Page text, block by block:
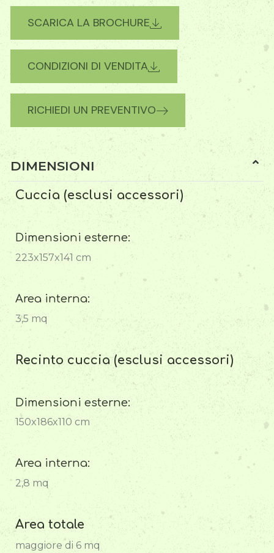
SCARICA LA BROCHURE
CONDIZIONI DI VENDITA
RICHIEDI UN PREVENTIVO
DIMENSIONI
Cuccia (esclusi accessori)
Dimensioni esterne:
223x157x141 cm
Area interna:
3,5 mq
Recinto cuccia (esclusi accessori)
Dimensioni esterne:
150x186x110 cm
Area interna:
2,8 mq
Area totale
maggiore di 6 mq